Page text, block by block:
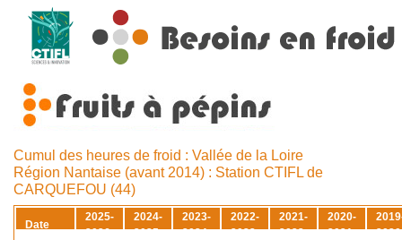
Cumul des heures de froid : Vallée de la Loire
Région Nantaise (avant 2014) : Station CTIFL de
CARQUEFOU (44)
Date
2025-
2026
2024-
2025
2023-
2024
2022-
2023
2021-
2022
2020-
2021
2020